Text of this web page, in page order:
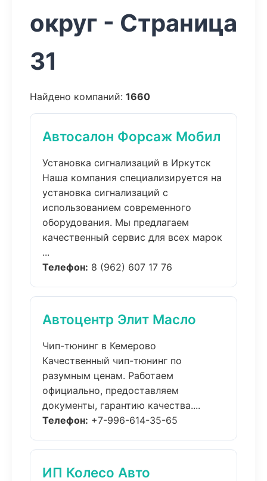
округ - Страница
31
Найдено компаний: 1660
Автосалон Форсаж Мобил
Установка сигнализаций в Иркутск
Наша компания специализируется на
установка сигнализаций с
использованием современного
оборудования. Мы предлагаем
качественный сервис для всех марок
...
Телефон: 8 (962) 607 17 76
Автоцентр Элит Масло
Чип-тюнинг в Кемерово
Качественный чип-тюнинг по
разумным ценам. Работаем
официально, предоставляем
документы, гарантию качества....
Телефон: +7-996-614-35-65
ИП Колесо Авто